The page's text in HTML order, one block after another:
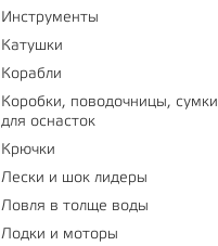
Инструменты
Катушки
Корабли
Коробки, поводочницы, сумки
для оснасток
Крючки
Лески и шок лидеры
Ловля в толще воды
Лодки и моторы